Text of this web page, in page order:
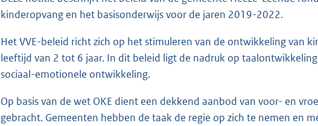
kinderopvang en het basisonderwijs voor de jaren 2019-2022.
Het VVE-beleid richt zich op het stimuleren van de ontwikkeling van
leeftijd van 2 tot 6 jaar. In dit beleid ligt de nadruk op
sociaal-emotionele ontwikkeling.
Op basis van de wet OKE dient een dekkend aanbod van voor- en
gebracht. Gemeenten hebben de taak de regie op zich te nemen en